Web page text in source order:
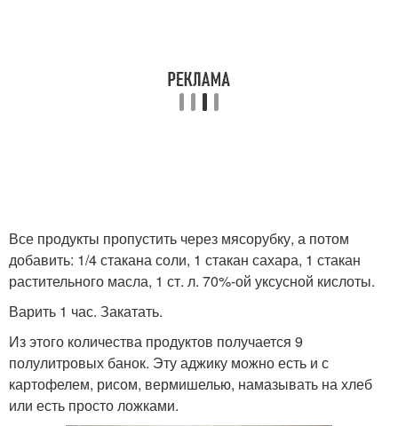
Все продукты пропустить через мясорубку, а потом
добавить: 1/4 стакана соли, 1 стакан сахара, 1 стакан
растительного масла, 1 ст. л. 70%-ой уксусной кислоты.
Варить 1 час. Закатать.
Из этого количества продуктов получается 9
полулитровых банок. Эту аджику можно есть и с
картофелем, рисом, вермишелью, намазывать на хлеб
или есть просто ложками.